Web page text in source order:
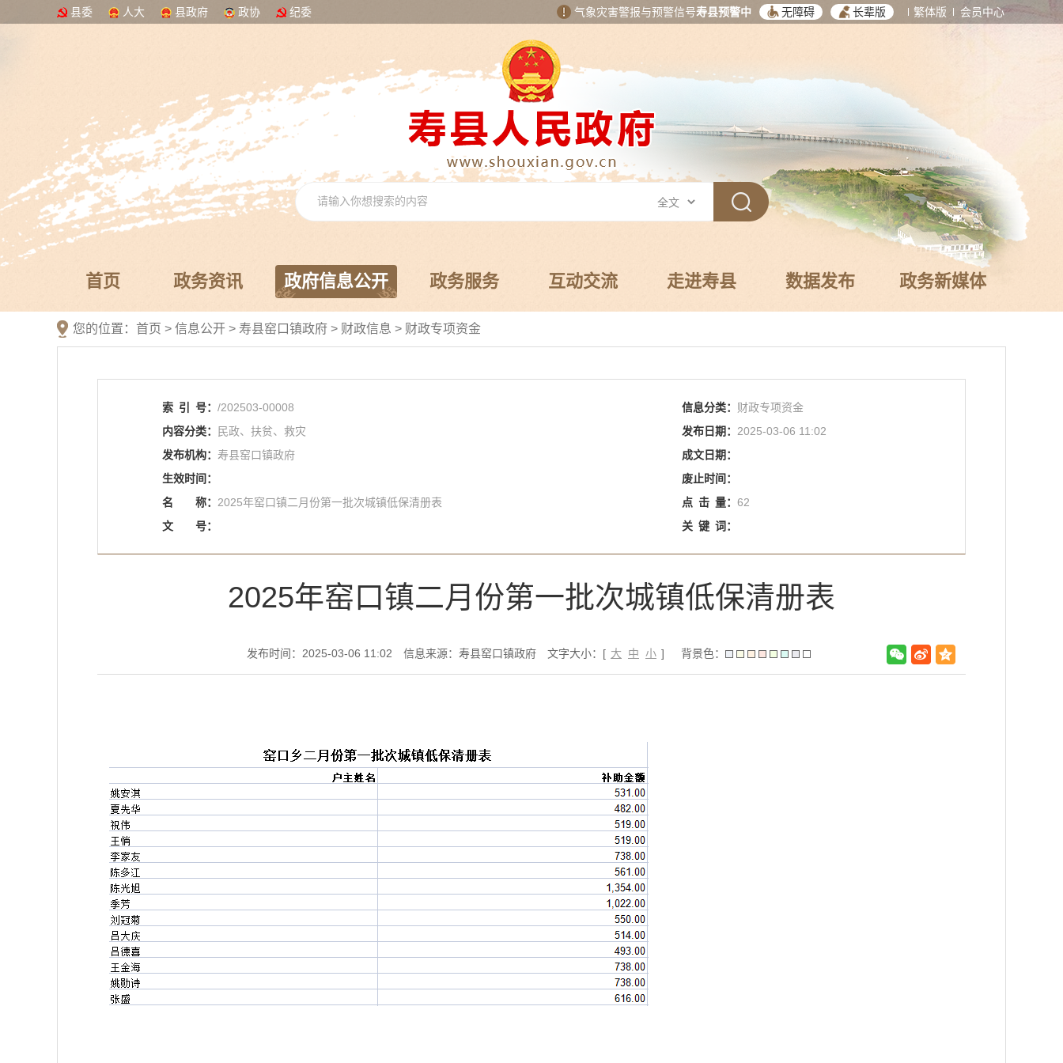
县委 人大 县政府 政协 纪委 气象灾害警报与预警信号寿县预警中 无障碍 长辈版 繁体版 会员中心
首页 政务资讯 政府信息公开 政务服务 互动交流 走进寿县 数据发布 政务新媒体
您的位置： 首页 > 信息公开 > 寿县窑口镇政府 > 财政信息 > 财政专项资金
索 引 号： /202503-00008 信息分类： 财政专项资金
内容分类：
民政、扶贫、救灾 发布日期： 2025-03-06 11:02
发布机构： 寿县窑口镇政府
成文日期：
生效时间：
废止时间：
名
称： 2025年窑口镇二月份第一批次城镇低保清册表 点 击 量： 62
文
号： 关 键 词：
2025年窑口镇二月份第一批次城镇低保清册表
发布时间：2025-03-06 11:02 信息来源：寿县窑口镇政府 文字大小：[ 大 中 小 ] 背景色：